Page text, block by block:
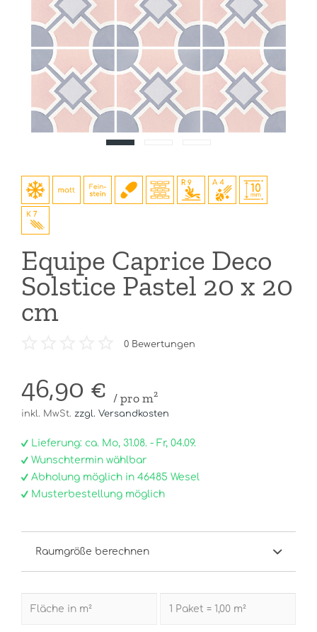
Equipe Caprice Deco
Solstice Pastel 20 x 20
cm
0 Bewertungen
46,90 € / pro m²
inkl. MwSt. zzgl. Versandkosten
Lieferung: ca. Mo, 31.08. - Fr, 04.09.
Wunschtermin wählbar
Abholung möglich in 46485 Wesel
Musterbestellung möglich
Raumgröße berechnen